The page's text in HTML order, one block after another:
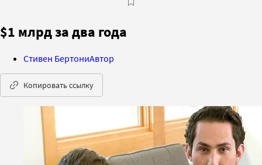
$1 млрд за два года
Стивен БертониАвтор
Копировать ссылку